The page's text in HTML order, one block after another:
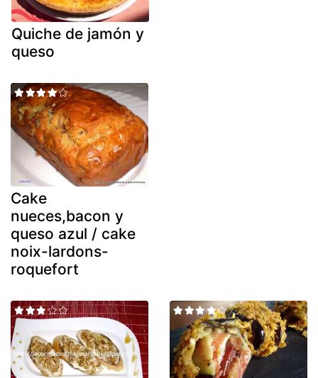
Quiche de jamón y
queso
Cake
nueces,bacon y
queso azul / cake
noix-lardons-
roquefort